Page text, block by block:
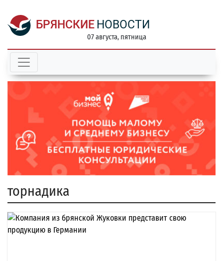
БРЯНСКИЕ НОВОСТИ
07 августа, пятница
торнадика